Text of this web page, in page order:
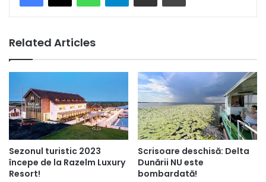
Related Articles
Sezonul turistic 2023
începe de la Razelm Luxury
Resort!
Scrisoare deschisă: Delta
Dunării NU este
bombardată!